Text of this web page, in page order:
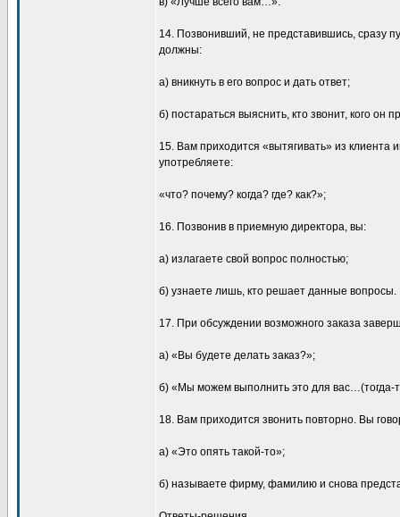
14. Позвонивший, не представившись, сразу
должны:
а) вникнуть в его вопрос и дать ответ;
б) постараться выяснить, кто звонит, кого он
15. Вам приходится «вытягивать» из
употребляете:
«что? почему? когда? где? как?»;
16. Позвонив в приемную директора, вы:
а) излагаете свой вопрос полностью;
б) узнаете лишь, кто решает данные вопросы.
17. При обсуждении возможного заказа
а) «Вы будете делать заказ?»;
б) «Мы можем выполнить это для вас…(тогда-
18. Вам приходится звонить повторно. Вы
а) «Это опять такой-то»;
б) называете фирму, фамилию и снова